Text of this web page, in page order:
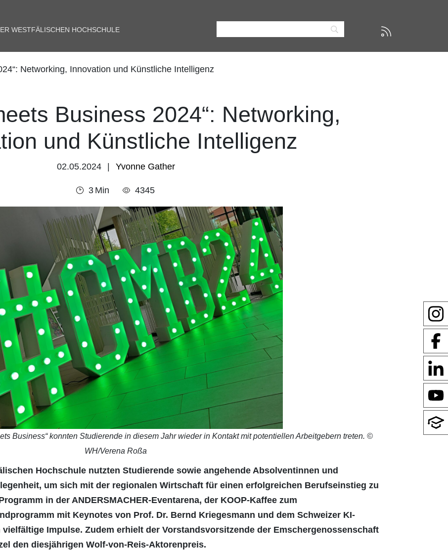
WESTFÄLISCHEN HOCHSCHULE
Networking, Innovation und Künstliche Intelligenz
Business 2024“: Networking,
und Künstliche Intelligenz
02.05.2024 Yvonne Gather
3 Min 4345
Business“ konnten Studierende in diesem Jahr wieder in Kontakt mit potentiellen Arbeitgebern treten. ©
WH/Verena Roßa
Hochschule nutzten Studierende sowie angehende Absolventinnen und
um sich mit der regionalen Wirtschaft für einen erfolgreichen Berufseinstieg zu
in der ANDERSMACHER-Eventarena, der KOOP-Kaffee zum
mit Keynotes von Prof. Dr. Bernd Kriegesmann und dem Schweizer KI-
Impulse. Zudem erhielt der Vorstandsvorsitzende der Emschergenossenschaft
den diesjährigen Wolf-von-Reis-Aktorenpreis.